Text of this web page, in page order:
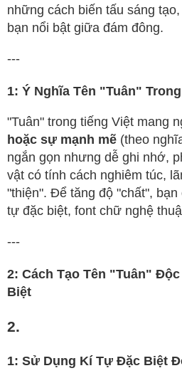
những cách biến tấu sáng
bạn nổi bật giữa đám đông.
---
1: Ý Nghĩa Tên "Tuân"
"Tuân" trong tiếng Việt mang
hoặc sự mạnh mẽ (theo
ngắn gọn nhưng dễ ghi nhớ,
vật có tính cách nghiêm túc,
"thiện". Để tăng độ "chất",
tự đặc biệt, font chữ nghệ
---
2: Cách Tạo Tên "Tuân"
Biệt
2.
1: Sử Dụng Kí Tự Đặc Biệt